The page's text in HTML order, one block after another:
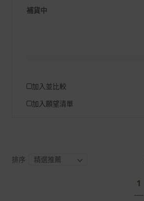
補貨中
加入並比較
加入願望清單
排序
您
目
1